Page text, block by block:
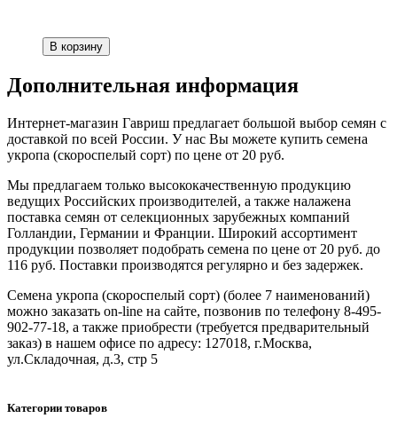
Дополнительная информация
Интернет-магазин Гавриш предлагает большой выбор семян с
доставкой по всей России. У нас Вы можете купить семена
укропа (скороспелый сорт) по цене от 20 руб.
Мы предлагаем только высококачественную продукцию
ведущих Российских производителей, а также налажена
поставка семян от селекционных зарубежных компаний
Голландии, Германии и Франции. Широкий ассортимент
продукции позволяет подобрать семена по цене от 20 руб. до
116 руб. Поставки производятся регулярно и без задержек.
Семена укропа (скороспелый сорт) (более 7 наименований)
можно заказать on-line на сайте, позвонив по телефону 8-495-
902-77-18, а также приобрести (требуется предварительный
заказ) в нашем офисе по адресу: 127018, г.Москва,
ул.Складочная, д.3, стр 5
Категории товаров